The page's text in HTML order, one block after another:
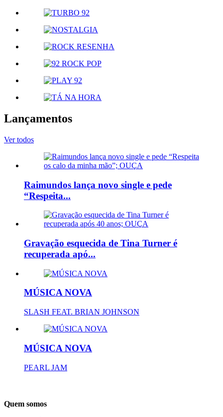
Lançamentos
Ver todos
Raimundos lança novo single e pede
“Respeita...
Gravação esquecida de Tina Turner é
recuperada apó...
MÚSICA NOVA
SLASH FEAT. BRIAN JOHNSON
MÚSICA NOVA
PEARL JAM
Quem somos